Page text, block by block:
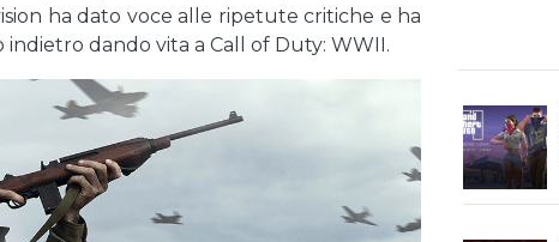
ha dato voce alle ripetute critiche e ha
dando vita a Call of Duty: WWII.